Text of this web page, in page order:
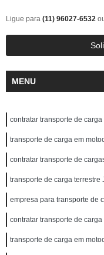
Ligue para (11) 96027-6532
MENU
contratar transporte de
transporte de carga em
contratar transporte de
transporte de carga terrestre
empresa para transporte de
contratar transporte de
transporte de carga em